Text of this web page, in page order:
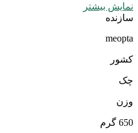
نمایش بیشتر
سازنده
meopta
کشور
چک
وزن
650 گرم